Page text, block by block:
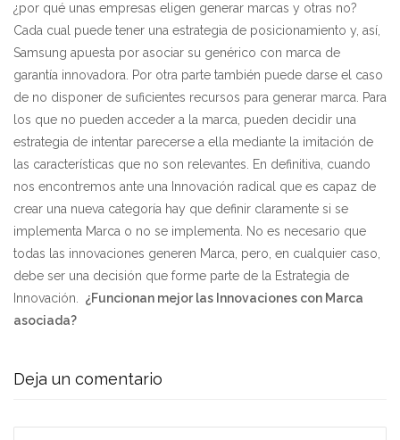
¿por qué unas empresas eligen generar marcas y otras no?
Cada cual puede tener una estrategia de posicionamiento y, así,
Samsung apuesta por asociar su genérico con marca de
garantía innovadora. Por otra parte también puede darse el caso
de no disponer de suficientes recursos para generar marca. Para
los que no pueden acceder a la marca, pueden decidir una
estrategia de intentar parecerse a ella mediante la imitación de
las características que no son relevantes. En definitiva, cuando
nos encontremos ante una Innovación radical que es capaz de
crear una nueva categoría hay que definir claramente si se
implementa Marca o no se implementa. No es necesario que
todas las innovaciones generen Marca, pero, en cualquier caso,
debe ser una decisión que forme parte de la Estrategia de
Innovación. ¿Funcionan mejor las Innovaciones con Marca
asociada?
Deja un comentario